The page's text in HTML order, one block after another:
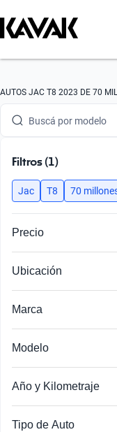
AUTOS JAC T8 2023 DE 70
Buscá por marca
Buscá por modelo
Buscá por año
Buscá por marca
Buscá por versión
Buscá por año
Filtros (1)
Jac T8 70
Precio
Ubicación
Marca
Modelo
Año y Kilometraje
Tipo de Auto